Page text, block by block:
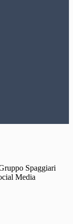
Spaggiari
Media